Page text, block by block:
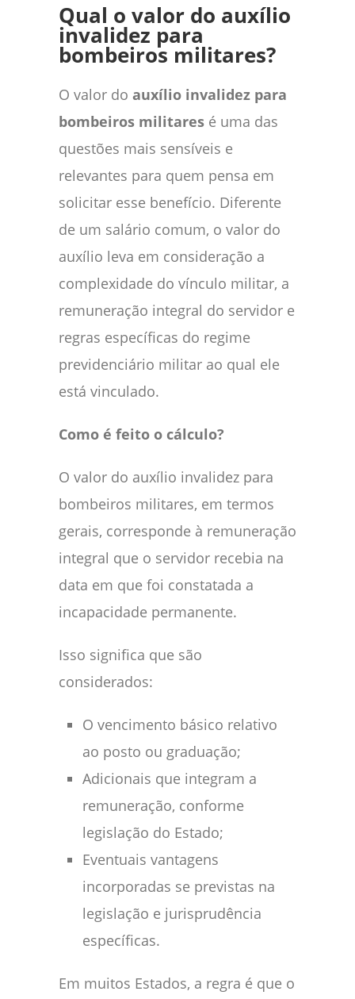
Qual o valor do auxílio
invalidez para
bombeiros militares?
O valor do auxílio invalidez para
bombeiros militares é uma das
questões mais sensíveis e
relevantes para quem pensa em
solicitar esse benefício. Diferente
de um salário comum, o valor do
auxílio leva em consideração a
complexidade do vínculo militar, a
remuneração integral do servidor e
regras específicas do regime
previdenciário militar ao qual ele
está vinculado.
Como é feito o cálculo?
O valor do auxílio invalidez para
bombeiros militares, em termos
gerais, corresponde à remuneração
integral que o servidor recebia na
data em que foi constatada a
incapacidade permanente.
Isso significa que são
considerados:
O vencimento básico relativo
ao posto ou graduação;
Adicionais que integram a
remuneração, conforme
legislação do Estado;
Eventuais vantagens
incorporadas se previstas na
legislação e jurisprudência
específicas.
Em muitos Estados, a regra é que o